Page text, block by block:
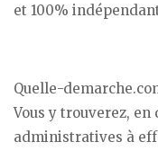
et 100%
Quelle-
Vous y trouverez,
administratives à